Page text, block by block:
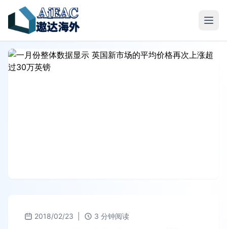
2018/02/23 3 分钟阅读